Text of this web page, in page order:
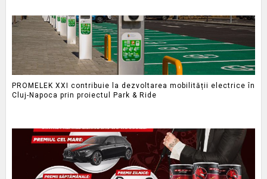
PROMELEK XXI contribuie la dezvoltarea mobilității electrice în
Cluj-Napoca prin proiectul Park & Ride